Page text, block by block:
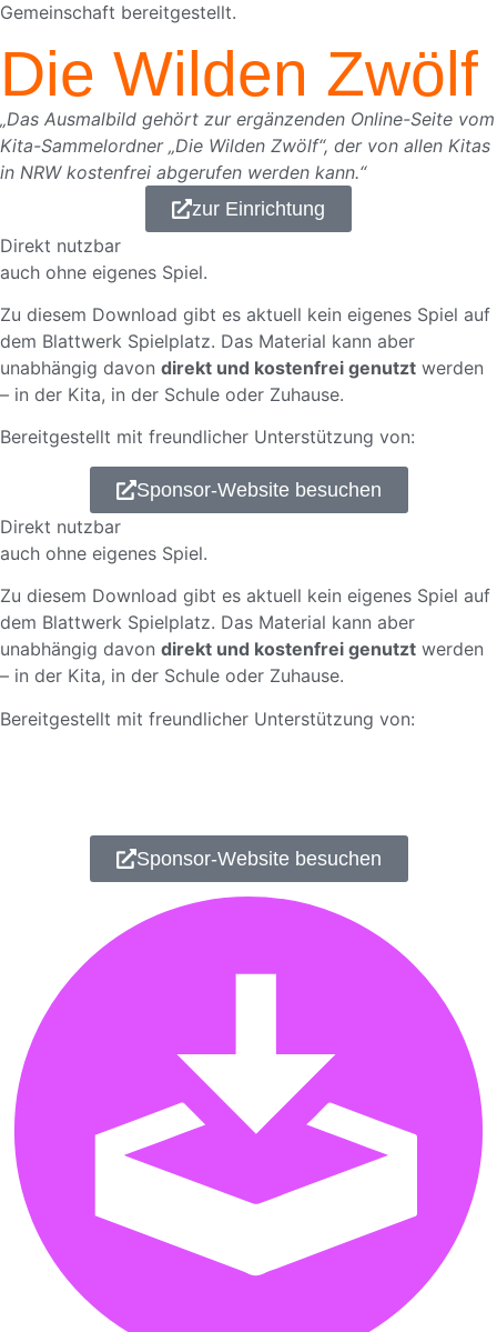
Gemeinschaft bereitgestellt.
Die Wilden Zwölf
„Das Ausmalbild gehört zur ergänzenden Online-Seite vom
Kita-Sammelordner „Die Wilden Zwölf“, der von allen Kitas
in NRW kostenfrei abgerufen werden kann.“
zur Einrichtung
Direkt nutzbar
auch ohne eigenes Spiel.
Zu diesem Download gibt es aktuell kein eigenes Spiel auf
dem Blattwerk Spielplatz. Das Material kann aber
unabhängig davon direkt und kostenfrei genutzt werden
– in der Kita, in der Schule oder Zuhause.
Bereitgestellt mit freundlicher Unterstützung von:
Sponsor-Website besuchen
Direkt nutzbar
auch ohne eigenes Spiel.
Zu diesem Download gibt es aktuell kein eigenes Spiel auf
dem Blattwerk Spielplatz. Das Material kann aber
unabhängig davon direkt und kostenfrei genutzt werden
– in der Kita, in der Schule oder Zuhause.
Bereitgestellt mit freundlicher Unterstützung von:
Sponsor-Website besuchen